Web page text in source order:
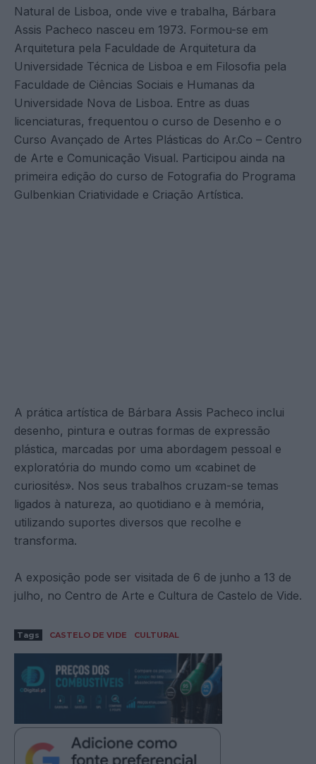
Natural de Lisboa, onde vive e trabalha, Bárbara
Assis Pacheco nasceu em 1973. Formou-se em
Arquitetura pela Faculdade de Arquitetura da
Universidade Técnica de Lisboa e em Filosofia pela
Faculdade de Ciências Sociais e Humanas da
Universidade Nova de Lisboa. Entre as duas
licenciaturas, frequentou o curso de Desenho e o
Curso Avançado de Artes Plásticas do Ar.Co – Centro
de Arte e Comunicação Visual. Participou ainda na
primeira edição do curso de Fotografia do Programa
Gulbenkian Criatividade e Criação Artística.
A prática artística de Bárbara Assis Pacheco inclui
desenho, pintura e outras formas de expressão
plástica, marcadas por uma abordagem pessoal e
exploratória do mundo como um «cabinet de
curiosités». Nos seus trabalhos cruzam-se temas
ligados à natureza, ao quotidiano e à memória,
utilizando suportes diversos que recolhe e
transforma.
A exposição pode ser visitada de 6 de junho a 13 de
julho, no Centro de Arte e Cultura de Castelo de Vide.
Tags CASTELO DE VIDE CULTURAL